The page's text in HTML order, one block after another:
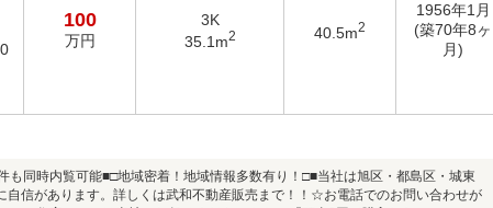
100
万円
3K
35.1m2 40.5m2
1956年1月
(築70年8ヶ
月)
同時内覧可能■□地域密着！地域情報多数有り！□■当社は旭区・都島区・城東
自信があります。詳しくは武和不動産販売まで！！☆お電話でのお問い合わせが